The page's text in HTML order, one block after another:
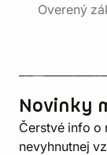
Overený
Novinky
Čerstvé info o
nevyhnutnej